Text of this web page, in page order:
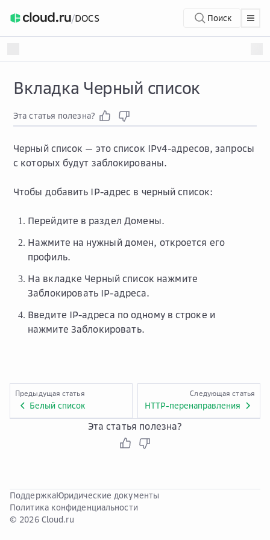
/DOCS Поиск
Вкладка Черный список
Эта статья полезна?
Черный список — это список IPv4-адресов, запросы
с которых будут заблокированы.
Чтобы добавить IP-адрес в черный список:
Перейдите в раздел Домены.
Нажмите на нужный домен, откроется его
профиль.
На вкладке Черный список нажмите
Заблокировать IP-адреса.
Введите IP-адреса по одному в строке и
нажмите Заблокировать.
Предыдущая статья
Белый список
Следующая статья
HTTP-перенаправления
Эта статья полезна?
ПоддержкаЮридические документы
Политика конфиденциальности
© 2026 Cloud.ru